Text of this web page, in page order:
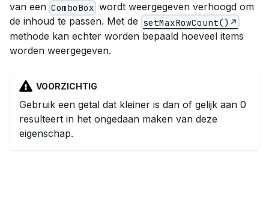
van een ComboBox wordt weergegeven verhoogd om
de inhoud te passen. Met de setMaxRowCount()
methode kan echter worden bepaald hoeveel items
worden weergegeven.
VOORZICHTIG
Gebruik een getal dat kleiner is dan of gelijk aan 0
resulteert in het ongedaan maken van deze
eigenschap.